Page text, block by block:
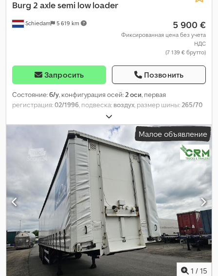
Schiedam 5 619 km
Burg 2 axle semi low loader
5 900 €
Фиксированная цена без учета
НДС
(7 139 € брутто)
Запросить Позвонить
Состояние:б/у, конфигурация осей:2 оси, первая
регистрация:02/1996, подвеска: воздух, размер шины:265/70
5 000 мм, Год выпуска:
Малое объявление
1 / 15